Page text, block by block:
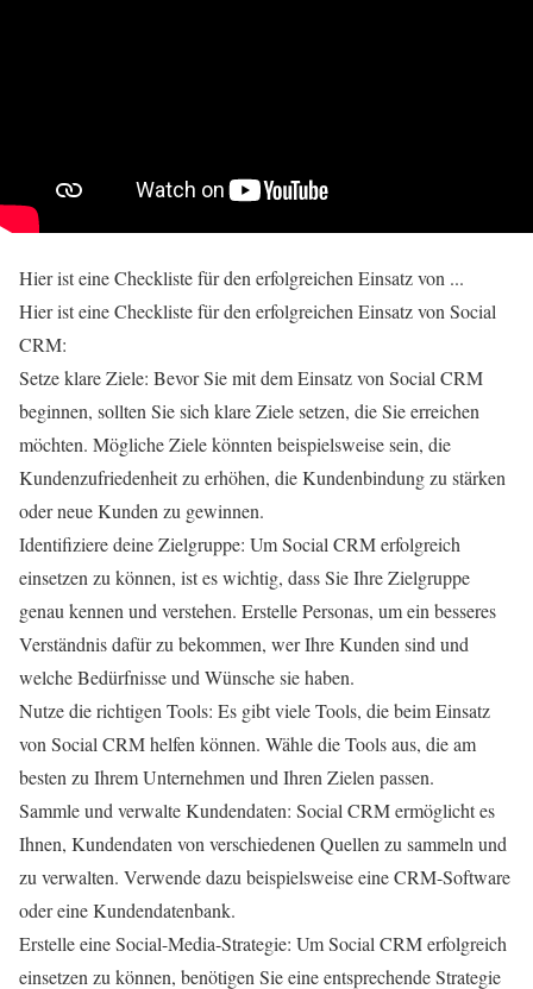
Hier ist eine Checkliste für den erfolgreichen Einsatz von ...
Hier ist eine Checkliste für den erfolgreichen Einsatz von Social
CRM:
Setze klare Ziele: Bevor Sie mit dem Einsatz von Social CRM
beginnen, sollten Sie sich klare Ziele setzen, die Sie erreichen
möchten. Mögliche Ziele könnten beispielsweise sein, die
Kundenzufriedenheit zu erhöhen, die Kundenbindung zu stärken
oder neue Kunden zu gewinnen.
Identifiziere deine Zielgruppe: Um Social CRM erfolgreich
einsetzen zu können, ist es wichtig, dass Sie Ihre Zielgruppe
genau kennen und verstehen. Erstelle Personas, um ein besseres
Verständnis dafür zu bekommen, wer Ihre Kunden sind und
welche Bedürfnisse und Wünsche sie haben.
Nutze die richtigen Tools: Es gibt viele Tools, die beim Einsatz
von Social CRM helfen können. Wähle die Tools aus, die am
besten zu Ihrem Unternehmen und Ihren Zielen passen.
Sammle und verwalte Kundendaten: Social CRM ermöglicht es
Ihnen, Kundendaten von verschiedenen Quellen zu sammeln und
zu verwalten. Verwende dazu beispielsweise eine CRM-Software
oder eine Kundendatenbank.
Erstelle eine Social-Media-Strategie: Um Social CRM erfolgreich
einsetzen zu können, benötigen Sie eine entsprechende Strategie